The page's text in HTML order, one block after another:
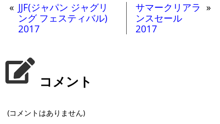
« JJF(ジャパン ジャグリ
ング フェスティバル)
2017
サマークリアラ
ンスセール
2017
»
コメント
(コメントはありません)